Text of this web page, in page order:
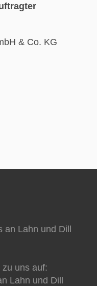
& Co. KG
uns auf:
Lahn und Dill